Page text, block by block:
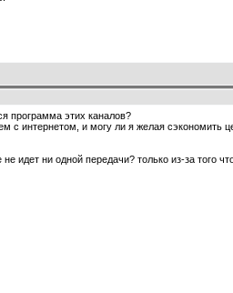
программа этих каналов?
интернетом, и могу ли я желая сэкономить
идет ни одной передачи? только из-за того